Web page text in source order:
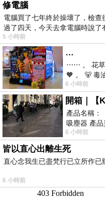
修電腦
電腦買了七年終於操壞了，檢
過了四天，今天去拿電腦時說
5 小時前
…
⋯⋯ 。 花草
🧡 。 🐻 毒
前天購買了
6 小時前
產品名稱：
吸塵器 產
線手持吸塵
6 小時前
皆以直心出離生死
直心念我生已盡梵行已立所作已
6 小時前